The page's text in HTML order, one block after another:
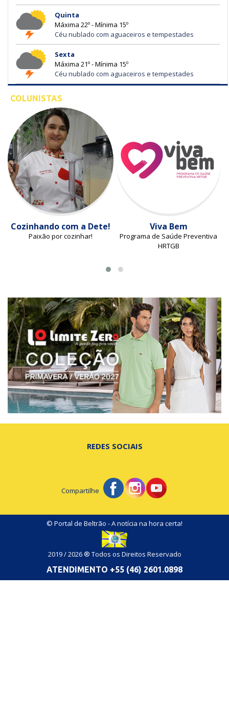
Quinta
Máxima 22º - Mínima 15º
Céu nublado com aguaceiros e tempestades
Sexta
Máxima 21º - Mínima 15º
Céu nublado com aguaceiros e tempestades
COLUNISTAS
Cozinhando com a Dete!
Paixão por cozinhar!
Viva Bem
Programa de Saúde Preventiva
HRTGB
REDES SOCIAIS
Compartilhe
© Portal de Beltrão - A notícia na hora certa!
2019 / 2026 ® Todos os Direitos Reservado
ATENDIMENTO +55 (46) 2601.0898